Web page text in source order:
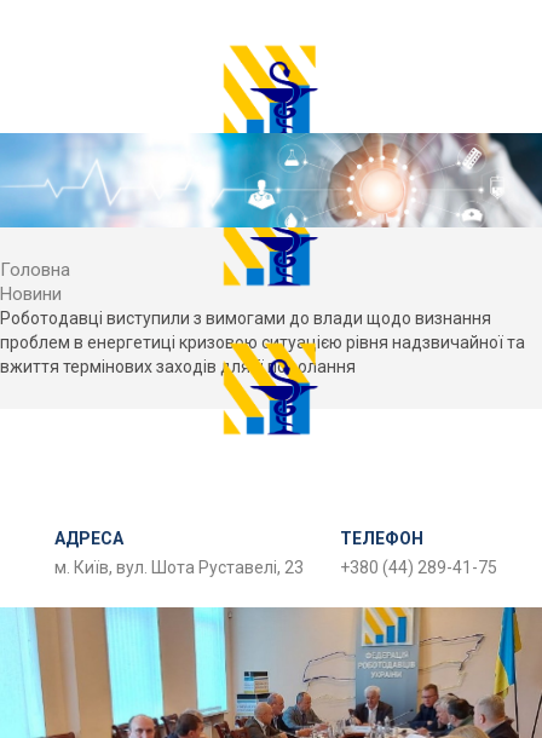
АДРЕСА
м. Київ, вул. Шота Руставелі, 23
ТЕЛЕФОН
+380 (44) 289-41-75
Головна
Новини
Роботодавці виступили з вимогами до влади щодо визнання
проблем в енергетиці кризовою ситуацією рівня надзвичайної та
вжиття термінових заходів для її подолання